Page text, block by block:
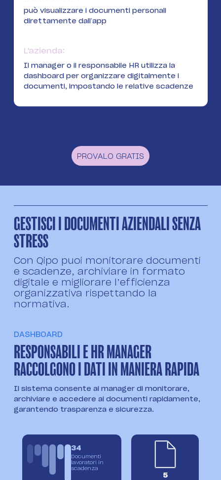
può visualizzare i documenti personali
direttamente dall’app
L'azienda:
Il manager o il responsabile HR utilizza la
dashboard per organizzare digitalmente i
documenti, impostando le relative scadenze
PROVALO GRATIS
GESTISCI I DOCUMENTI AZIENDALI SENZA
STRESS
Con Qipo puoi monitorare documenti
e scadenze, archiviare in formato
digitale e migliorare l’efficienza
organizzativa rispettando la
normativa.
DASHBOARD
RESPONSABILI E HR MANAGER
RACCOLGONO I DATI IN MANIERA RAPIDA
Il sistema consente ai manager di monitorare,
archiviare e accedere ai documenti rapidamente,
garantendo trasparenza e sicurezza.
34
Documenti
lavoratori in
scadenza
5